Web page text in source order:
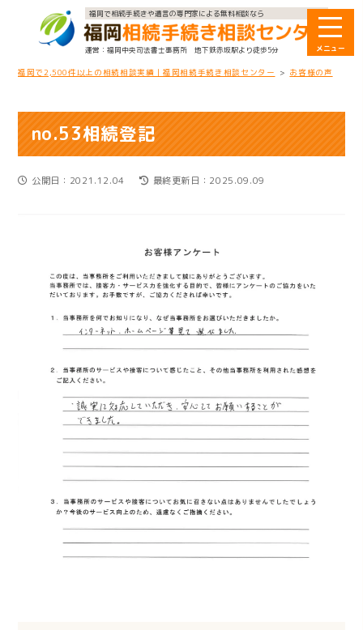
福岡で相続手続きや遺言の専門家による無料相談なら
福岡中央司法書士事務所 地下鉄赤坂駅より徒歩5分
福岡で2,500件以上の相続相談実績｜福岡相続手続き相談センター > お客様の声
no.53相続登記
公開日：2021.12.04 最終更新日：2025.09.09